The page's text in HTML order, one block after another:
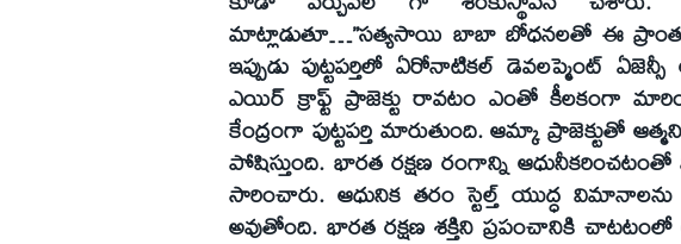
మాట్లాడుతూ…”సత్యసాయి బాబా బోధనలతో ఈ
ఇప్పుడు పుట్టపర్తిలో ఏరోనాటికల్ డెవలప్మెంట్
ఎయిర్ క్రాఫ్ట్ ప్రాజెక్టు రావటం ఎంతో కీలకంగా
కేంద్రంగా పుట్టపర్తి మారుతుంది. ఆమ్కా ప్రాజెక్టుతో
పోషిస్తుంది. భారత రక్షణ రంగాన్ని
సారించారు. ఆధునిక తరం స్టెల్త్ యుద్ధ
అవుతోంది. భారత రక్షణ శక్తిని ప్రపంచానికి